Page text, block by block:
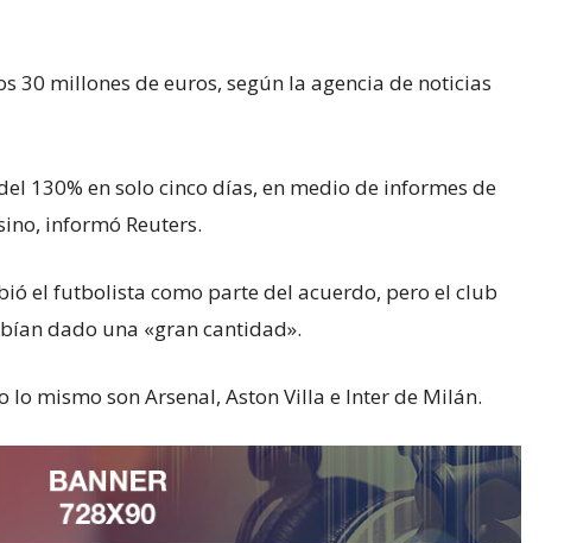
30 millones de euros, según la agencia de noticias
130% en solo cinco días, en medio de informes de
informó Reuters.
el futbolista como parte del acuerdo, pero el club
dado una «gran cantidad».
lo mismo son Arsenal, Aston Villa e Inter de Milán.